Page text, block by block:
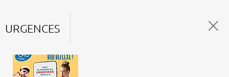
URGENCES